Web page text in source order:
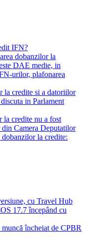
IFN?
dobanzilor la
DAE medie, in
urilor, plafonarea
la credite si a datoriilor
in Parlament
la credite nu a fost
Camera Deputatilor
la credite:
cu Travel Hub
17.7 începând cu
încheiat de CPBR